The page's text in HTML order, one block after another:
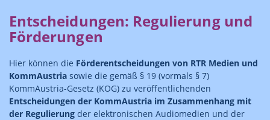
Entscheidungen: Regulierung und
Förderungen
Hier können die Förderentscheidungen von RTR Medien und
KommAustria sowie die gemäß § 19 (vormals § 7)
KommAustria-Gesetz (KOG) zu veröffentlichenden
Entscheidungen der KommAustria im Zusammenhang mit
der Regulierung der elektronischen Audiomedien und der